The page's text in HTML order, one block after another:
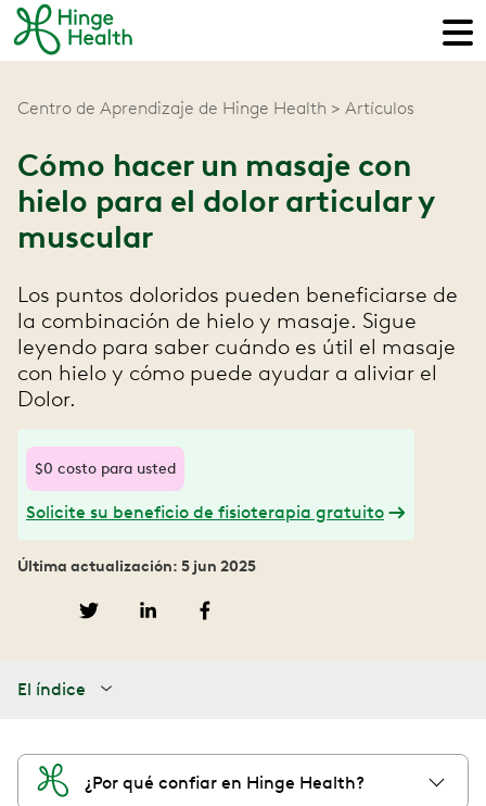
Centro de Aprendizaje de Hinge Health Artículos
Cómo hacer un masaje con
hielo para el dolor articular y
muscular
Los puntos doloridos pueden beneficiarse de
la combinación de hielo y masaje. Sigue
leyendo para saber cuándo es útil el masaje
con hielo y cómo puede ayudar a aliviar el
Dolor.
$0 costo para usted
Solicite su beneficio de fisioterapia gratuito
Última actualización: 5 jun 2025
El índice
¿Por qué confiar en Hinge Health?